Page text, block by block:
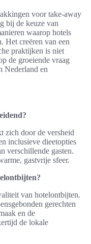
voor take-away
bij de keuze van
waarop hotels
Het creëren van een
praktijken is niet
de groeiende vraag
Nederland en
zich door de versheid
inclusieve dieetopties
verschillende gasten.
gastvrije sfeer.
van hotelontbijten.
gerechten
en de
de lokale